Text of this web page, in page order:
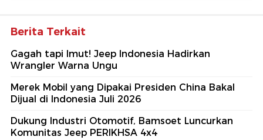
Berita Terkait
Gagah tapi Imut! Jeep Indonesia Hadirkan
Wrangler Warna Ungu
Merek Mobil yang Dipakai Presiden China Bakal
Dijual di Indonesia Juli 2026
Dukung Industri Otomotif, Bamsoet Luncurkan
Komunitas Jeep PERIKHSA 4x4